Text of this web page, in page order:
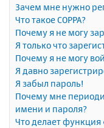
Зачем мне нужно
Что такое COPPA?
Почему я не могу
Я только что
Почему я не могу
Я давно
Я забыл пароль!
Почему мне
имени и пароля?
Что делает функция